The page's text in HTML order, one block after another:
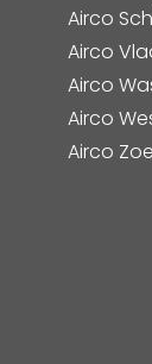
Airco
Airco
Airco
Airco
Airco